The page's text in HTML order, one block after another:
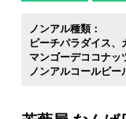
ノンアル種類：
ピーチパラダイス
マンゴーデココナッ
ノンアルコールビ